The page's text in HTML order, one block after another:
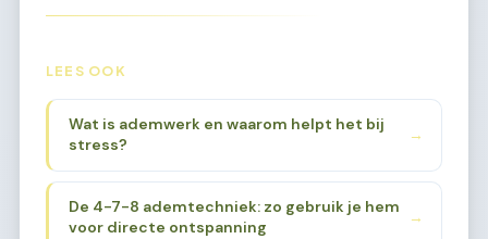
LEES OOK
Wat is ademwerk en waarom helpt het bij
stress?
→
De 4-7-8 ademtechniek: zo gebruik je hem
voor directe ontspanning
→